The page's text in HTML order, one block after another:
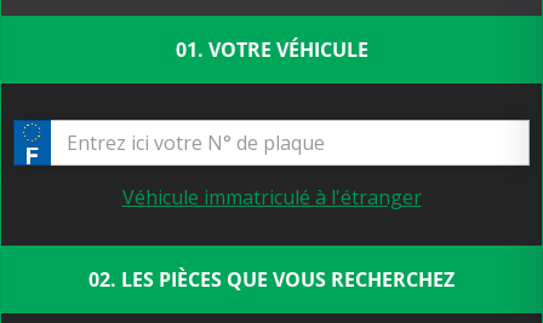
01. VOTRE VÉHICULE
Véhicule immatriculé à l'étranger
02. LES PIÈCES QUE VOUS RECHERCHEZ